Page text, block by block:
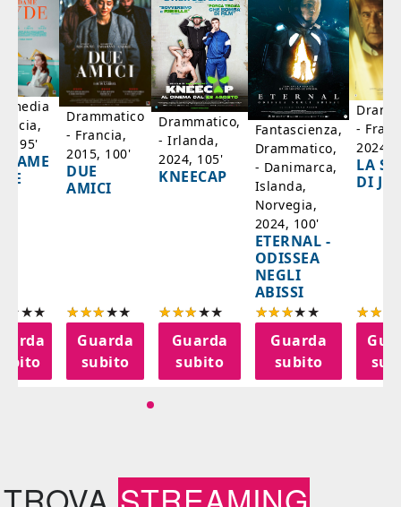
95'
Drammatico
- Francia,
2015, 100'
DUE
AMICI
Guarda
subito
Drammatico,
- Irlanda,
2024, 105'
KNEECAP
Guarda
subito
Fantascienza,
Drammatico,
- Danimarca,
Islanda,
Norvegia,
2024, 100'
ETERNAL -
ODISSEA
NEGLI
ABISSI
Guarda
subito
-
2024,
LA
DI